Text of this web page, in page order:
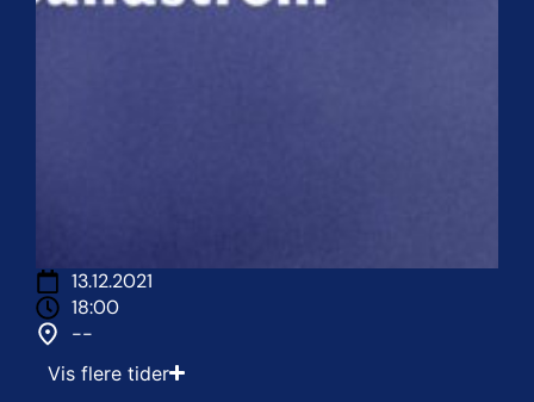
13.12.2021
18:00
--
Vis flere tider